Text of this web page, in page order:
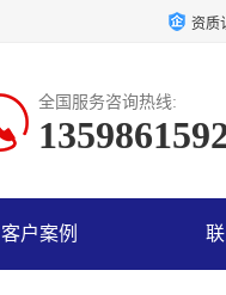
资质
全国服务咨询热线:
客户案例